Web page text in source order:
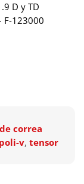
D y TD
F-123000
correa
poli-v, tensor